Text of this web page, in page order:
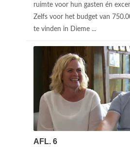
ruimte voor hun gasten én
Zelfs voor het budget van
te vinden in Dieme ...
AFL. 6